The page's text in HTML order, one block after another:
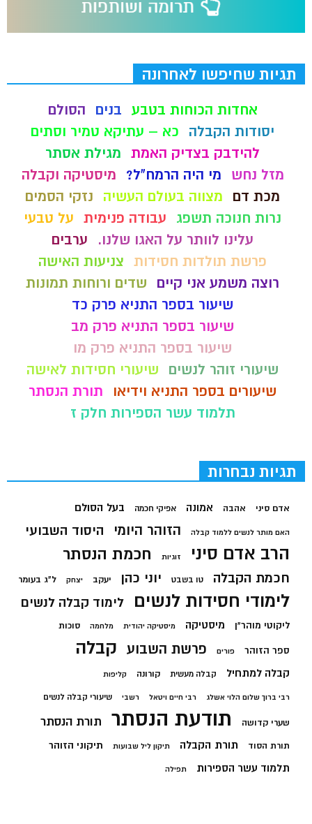
תגיות שחיפשו לאחרונה
אחדות הכוחות בטבע בנים
הסולם
יסודות הקבלה
כא – עתיקא טמיר וסתים
להידבק בצדיק האמת מגילת אסתר
מזל נחש
מי היה הרמח"ל?
מיסטיקה וקבלה
מכת דם
מצווה בעולם העשיה
נזקי הסמים
נרות חנוכה תשפג
עבודה פנימית על טבעי
עלינו לוותר על האגו שלנו.
ערבים
פרשת תולדות חסידות צניעות האישה
רוצה משמע אני קיים
שדים ורוחות תמונות
שיעור בספר התניא פרק כד
שיעור בספר התניא פרק מב
שיעור בספר התניא פרק מו
שיעורי זוהר לנשים
שיעורי חסידות לאישה
שיעורים בספר התניא וידיאו
תורת הנסתר
תלמוד עשר הספירות חלק ז
תגיות נבחרות
אדם סיני אהבה אמונה אפיקי חכמה בעל הסולם
האם מותר לנשים ללמוד קבלה הזוהר היומי היסוד השבועי
הרב אדם סיני זוגיות חכמת הנסתר
חכמת הקבלה טו בשבט יוני כהן יעקב יצחק ל"ג בעומר
לימודי חסידות לנשים לימוד קבלה לנשים
ליקוטי מוהר"ן מיסטיקה מיסטיקה יהודית מלחמה סוכות
ספר הזוהר פורים פרשת השבוע קבלה
קבלה למתחיל קבלה מעשית קורונה קליפות
רבי ברוך שלום הלוי אשלג רבי חיים ויטאל רשבי שיעורי קבלה לנשים
שערי קדושה תודעת הנסתר תורת הנסתר
תורת הסוד תורת הקבלה תיקון ליל שבועות תיקוני הזוהר
תלמוד עשר הספירות תפילה